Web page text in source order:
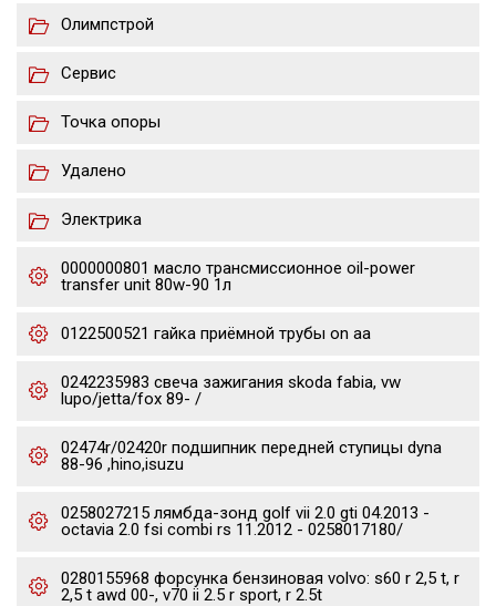
Олимпстрой
Сервис
Точка опоры
Удалено
Электрика
0000000801 масло трансмиссионное oil-power
transfer unit 80w-90 1л
0122500521 гайка приёмной трубы on aa
0242235983 свеча зажигания skoda fabia, vw
lupo/jetta/fox 89- /
02474r/02420r подшипник передней ступицы dyna
88-96 ,hino,isuzu
0258027215 лямбда-зонд golf vii 2.0 gti 04.2013 -
octavia 2.0 fsi combi rs 11.2012 - 0258017180/
0280155968 форсунка бензиновая volvo: s60 r 2,5 t, r
2,5 t awd 00-, v70 ii 2.5 r sport, r 2.5t